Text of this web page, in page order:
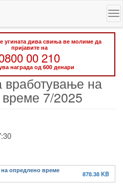
угината дива свиња ве молиме да
пријавите на
00 210
награда од 600 денари
вработување на
7/2025
на опредлено време
878.38 KB